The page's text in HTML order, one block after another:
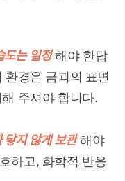
도는 일정 해야 한답
환경은 금괴의 표면
주셔야 합니다.
지 않게 보관 해야
하고, 화학적 반응